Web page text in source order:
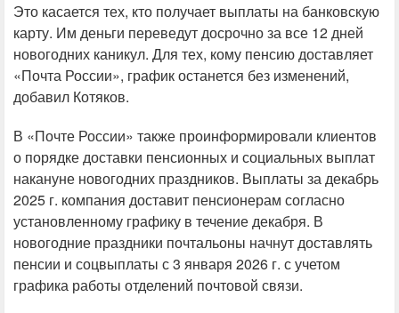
Это касается тех, кто получает выплаты на банковскую
карту. Им деньги переведут досрочно за все 12 дней
новогодних каникул. Для тех, кому пенсию доставляет
«Почта России», график останется без изменений,
добавил Котяков.
В «Почте России» также проинформировали клиентов
о порядке доставки пенсионных и социальных выплат
накануне новогодних праздников. Выплаты за декабрь
2025 г. компания доставит пенсионерам согласно
установленному графику в течение декабря. В
новогодние праздники почтальоны начнут доставлять
пенсии и соцвыплаты с 3 января 2026 г. с учетом
графика работы отделений почтовой связи.